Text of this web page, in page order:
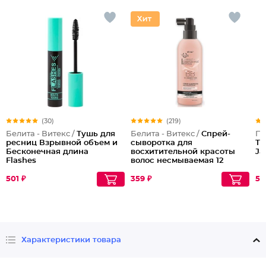
(30)
Белита - Витекс / Тушь для
ресниц Взрывной объем и
Бесконечная длина
Flashes
501 ₽
(219)
Белита - Витекс / Спрей-
сыворотка для
восхитительной красоты
волос несмываемая 12
Волосы
359 ₽
Характеристики товара